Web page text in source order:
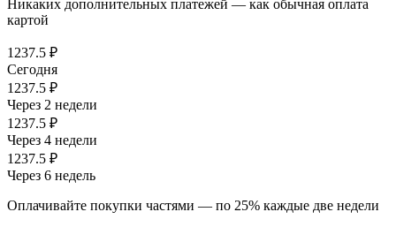
Никаких дополнительных платежей — как обычная оплата
картой
1237.5 ₽
Сегодня
1237.5 ₽
Через 2 недели
1237.5 ₽
Через 4 недели
1237.5 ₽
Через 6 недель
Оплачивайте покупки частями — по 25% каждые две недели